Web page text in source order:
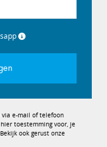
e-mail of telefoon
toestemming voor, je
ook gerust onze